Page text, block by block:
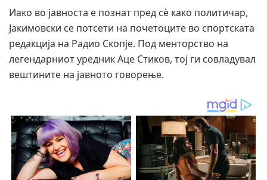
Иако во јавноста е познат пред сè како политичар,
Јакимовски се потсети на почетоците во спортската
редакција на Радио Скопје. Под менторство на
легендарниот уредник Аце Стиков, тој ги совладувал
вештините на јавното говорење.